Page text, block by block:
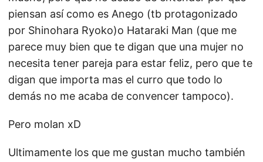
piensan así como es Anego (tb protagonizado
por Shinohara Ryoko)o Hataraki Man (que me
parece muy bien que te digan que una mujer no
necesita tener pareja para estar feliz, pero que te
digan que importa mas el curro que todo lo
demás no me acaba de convencer tampoco).
Pero molan xD
Ultimamente los que me gustan mucho también